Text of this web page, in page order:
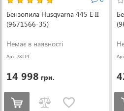
Бензопила Husqvarna 445 E ІІ
(9671566-35)
Немає в наявності
Арт: 78114
14 998 грн.